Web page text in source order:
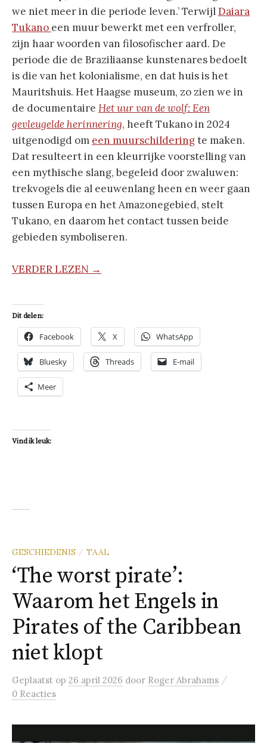
we niet meer in die periode leven.’ TerwijlDaiara
Tukano een muur bewerkt met een verfroller,
zijn haar woorden van filosofischer aard. De
periode die de Braziliaanse kunstenares bedoelt
is die van het kolonialisme, en dat huis is het
Mauritshuis. Het Haagse museum, zo zien we in
de documentaire Het uur van de wolf: Een
gevleugelde herinnering, heeft Tukano in 2024
uitgenodigd om een muurschilderingte maken.
Dat resulteert in een kleurrijke voorstelling van
een mythische slang, begeleid door zwaluwen:
trekvogels die al eeuwenlang heen en weer gaan
tussen Europa en het Amazonegebied, stelt
Tukano, en daarom het contact tussen beide
gebieden symboliseren.
VERDER LEZEN →
Dit delen:
Facebook X WhatsApp
Bluesky Threads E-mail
Meer
Vind ik leuk:
GESCHIEDENIS / TAAL
‘The worst pirate’:
Waarom het Engels in
Pirates of the Caribbean
niet klopt
Geplaatst op 26 april 2026 door Roger Abrahams /
0 Reacties